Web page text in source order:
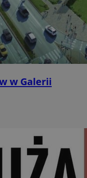
w Galerii